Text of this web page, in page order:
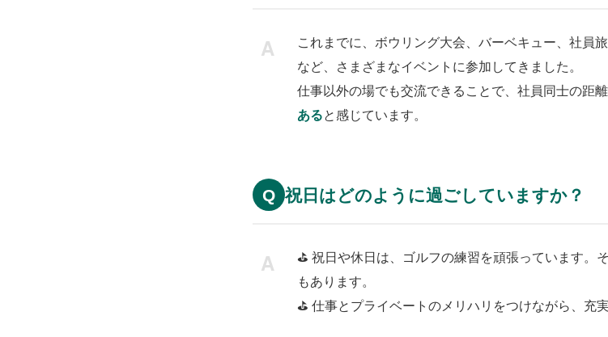
これまでに、ボウリング大会、バーベキュー、社員
など、さまざまなイベントに参加してきました。
仕事以外の場でも交流できることで、社員同士の距離
あると感じています。
Q 祝日はどのように過ごしていますか？
祝日や休日は、ゴルフの練習を頑張っています。
もあります。
仕事とプライベートのメリハリをつけながら、充